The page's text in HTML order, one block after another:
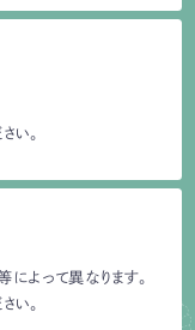
い。
よって異なります。
い。